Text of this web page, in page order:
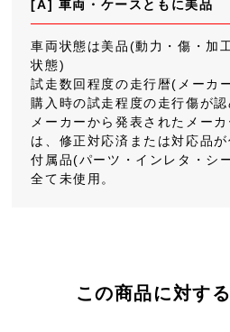
[A] 車両・ケースともに美品
車両状態は美品(動力・傷・加
状態)
試走数回程度の走行暦(メーカ
購入時の試走程度の走行傷が
メーカーから発表されたメー
は、修正対応済または対応品が
付属品(パーツ・インレタ・シ
全て未使用。
この商品に対す